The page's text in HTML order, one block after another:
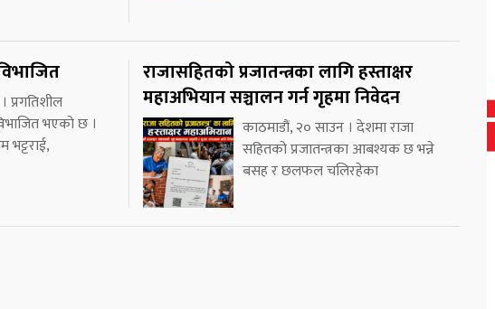
प्रगतिशील
भएको छ ।
भट्टराई,
राजासहितको प्रजातन्त्रका लागि हस्ताक्षर
महाअभियान सञ्चालन गर्न गृहमा निवेदन
काठमाडौं, २० साउन । देशमा राजा
सहितको प्रजातन्त्रका आबश्यक छ भन्ने
बसह र छलफल चलिरहेका